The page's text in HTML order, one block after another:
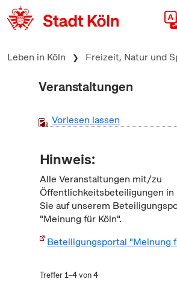
zum Inhalt springen
Leben in Köln Freizeit, Natur und
Veranstaltungen
Vorlesen lassen
Hinweis:
Alle Veranstaltungen mit/zu
Öffentlichkeitsbeteiligungen in
Sie auf unserem
"Meinung für Köln".
Beteiligungsportal "Meinung
Treffer 1–4 von 4